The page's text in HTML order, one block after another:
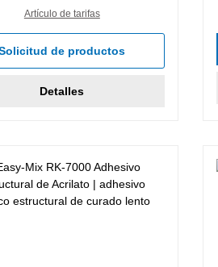
Artículo de tarifas
de productos
Detalles